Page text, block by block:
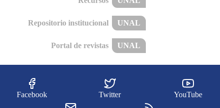
Repositorio institucional UNAL
Portal de revistas UNAL
Facebook Twitter YouTube